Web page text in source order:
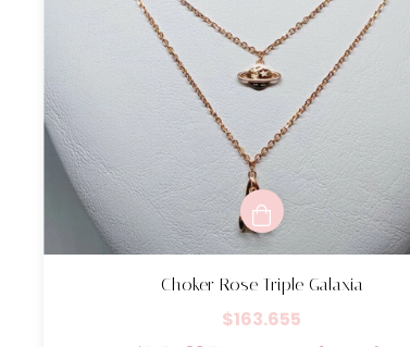
Choker Rose Triple Galaxia
$163.655